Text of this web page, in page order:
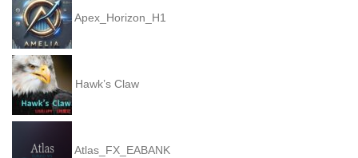
Apex_Horizon_H1
Hawk’s Claw
Atlas_FX_EABANK